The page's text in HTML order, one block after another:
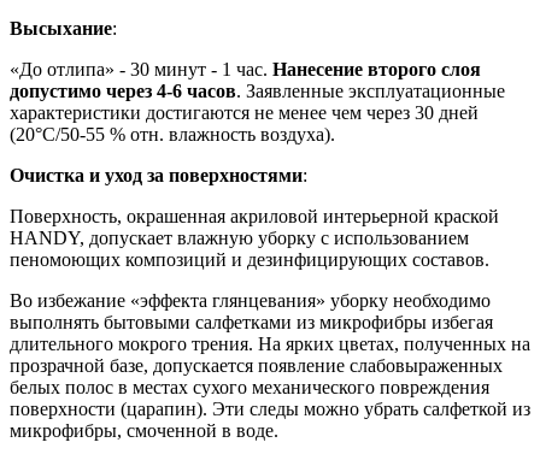
Высыхание:
«До отлипа» - 30 минут - 1 час. Нанесение второго слоя
допустимо через 4-6 часов. Заявленные эксплуатационные
характеристики достигаются не менее чем через 30 дней
(20°C/50-55 % отн. влажность воздуха).
Очистка и уход за поверхностями:
Поверхность, окрашенная акриловой интерьерной краской
HANDY, допускает влажную уборку с использованием
пеномоющих композиций и дезинфицирующих составов.
Во избежание «эффекта глянцевания» уборку необходимо
выполнять бытовыми салфетками из микрофибры избегая
длительного мокрого трения. На ярких цветах, полученных на
прозрачной базе, допускается появление слабовыраженных
белых полос в местах сухого механического повреждения
поверхности (царапин). Эти следы можно убрать салфеткой из
микрофибры, смоченной в воде.